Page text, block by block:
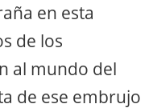
en esta
de los
al mundo del
de ese embrujo